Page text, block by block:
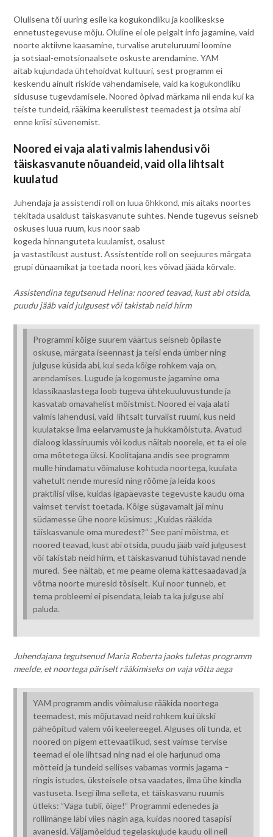
Olulisena tõi uuring esile ka kogukondliku ja koolikeskse
ennetustegevuse mõju. Oluline ei ole pelgalt info jagamine, vaid
noorte aktiivne kaasamine, turvalise aruteluruumi loomine
ja sotsiaal-emotsionaalsete oskuste arendamine. YAM
aitab kujundada ühtehoidvat kultuuri, sest programm ei
keskendu ainult riskide vähendamisele, vaid ka kogukondliku
sidususe tugevdamisele. Noored õpivad märkama nii enda kui ka
teiste tundeid, rääkima keerulistest teemadest ja otsima abi
enne kriisi süvenemist.
Noored ei vaja alati valmis lahendusi või
täiskasvanute nõuandeid, vaid olla lihtsalt
kuulatud
Juhendaja ja assistendi roll on luua õhkkond, mis aitaks noortes
tekitada usaldust täiskasvanute suhtes. Nende tugevus seisneb
oskuses luua ruum, kus noor saab
kogeda hinnanguteta kuulamist, osalust
ja vastastikust austust. Assistentide roll on seejuures märgata
grupi dünaamikat ja toetada noori, kes võivad jääda kõrvale.
Assistendina tegutsenud Helina: noored teavad, kust abi otsida,
puudu jääb vaid julgusest või takistab neid hirm
Programmi kõige suurem väärtus seisneb õpilaste
oskuse, märgata iseennast ja teisi enda ümber ning
julguse küsida abi, kui seda kõige rohkem vaja on,
arendamises. Lugude ja kogemuste jagamine oma
klassikaaslastega loob tugeva ühtekuuluvustunde ja
kasvatab omavahelist mõistmist. Noored ei vaja alati
valmis lahendusi, vaid lihtsalt turvalist ruumi, kus neid
kuulatakse ilma eelarvamuste ja hukkamõistuta. Avatud
dialoog klassiruumis või kodus näitab noorele, et ta ei ole
oma mõtetega üksi. Koolitajana andis see programm
mulle hindamatu võimaluse kohtuda noortega, kuulata
vahetult nende muresid ning rõõme ja leida koos
praktilisi viise, kuidas igapäevaste tegevuste kaudu oma
vaimset tervist toetada. Kõige sügavamalt jäi minu
südamesse ühe noore küsimus: „Kuidas rääkida
täiskasvanule oma muredest?“ See pani mõistma, et
noored teavad, kust abi otsida, puudu jääb vaid julgusest
või takistab neid hirm, et täiskasvanud tühistavad nende
mured. See näitab, et me peame olema kättesaadavad ja
võtma noorte muresid tõsiselt. Kui noor tunneb, et
tema probleemi ei pisendata, leiab ta ka julguse abi
paluda.
Juhendajana tegutsenud Maria Roberta jaoks tuletas programm
meelde, et noortega päriselt rääkimiseks on vaja võtta aega
YAM programm andis võimaluse rääkida noortega
teemadest, mis mõjutavad neid rohkem kui ükski
päheõpitud valem või keelereegel. Alguses oli tunda, et
noored on pigem ettevaatlikud, sest vaimse tervise
teemad ei ole lihtsad ning nad ei ole harjunud oma
mõtteid ja tundeid sellises vabamas vormis jagama –
ringis istudes, üksteisele otsa vaadates, ilma ühe kindla
vastuseta. Isegi ilma selleta, et täiskasvanu ruumis
ütleks: ”Väga tubli, õige!” Programmi edenedes ja
rollimänge läbi viies nägin aga, kuidas noored tasapisi
avanesid. Väljamõeldud tegelaskujude kaudu oli neil